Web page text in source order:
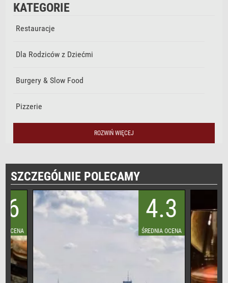
KATEGORIE
Restauracje
Dla Rodziców z Dziećmi
Burgery & Slow Food
Pizzerie
Muzyka na żywo
Śniadania
Lunch
Kawiarnie
ROZWIŃ WIĘCEJ
SZCZEGÓLNIE POLECAMY
4.3
ŚREDNIA OCENA